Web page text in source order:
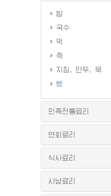
밥
국수
떡
죽
지짐, 만두, 묵
빵
민족전통료리
연회료리
식사료리
사냥료리